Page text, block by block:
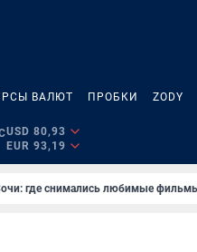
ВАЛЮТ ПРОБКИ ZODY
USD 80,93
EUR 93,19
где снимались любимые